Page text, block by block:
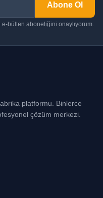
Abone Ol
e-bülten aboneliğini onaylıyorum.
platformu. Binlerce
çözüm merkezi.